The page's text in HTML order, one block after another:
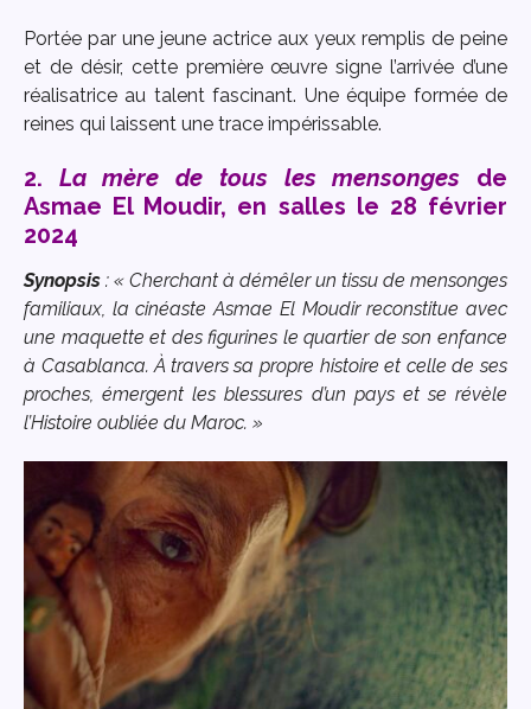
Portée par une jeune actrice aux yeux remplis de peine
et de désir, cette première œuvre signe l’arrivée d’une
réalisatrice au talent fascinant. Une équipe formée de
reines qui laissent une trace impérissable.
2. La mère de tous les mensonges de
Asmae El Moudir, en salles le 28 février
2024
Synopsis : « Cherchant à démêler un tissu de mensonges
familiaux, la cinéaste Asmae El Moudir reconstitue avec
une maquette et des figurines le quartier de son enfance
à Casablanca. À travers sa propre histoire et celle de ses
proches, émergent les blessures d’un pays et se révèle
l’Histoire oubliée du Maroc. »